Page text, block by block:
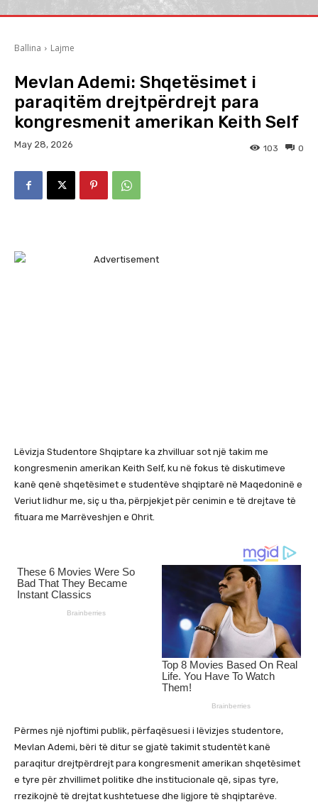
Ballina Lajme
Mevlan Ademi: Shqetësimet i
paraqitëm drejtpërdrejt para
kongresmenit amerikan Keith Self
May 28, 2026 0
103
Lëvizja Studentore Shqiptare ka zhvilluar sot një takim me
kongresmenin amerikan Keith Self, ku në fokus të diskutimeve
kanë qenë shqetësimet e studentëve shqiptarë në Maqedoninë e
Veriut lidhur me, siç u tha, përpjekjet për cenimin e të drejtave të
fituara me Marrëveshjen e Ohrit.
Përmes një njoftimi publik, përfaqësuesi i lëvizjes studentore,
Mevlan Ademi, bëri të ditur se gjatë takimit studentët kanë
paraqitur drejtpërdrejt para kongresmenit amerikan shqetësimet
e tyre për zhvillimet politike dhe institucionale që, sipas tyre,
rrezikojnë të drejtat kushtetuese dhe ligjore të shqiptarëve.